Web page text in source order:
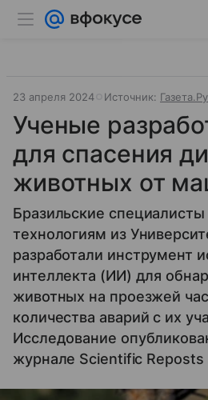
23 апреля 2024 Источник: Газета.Ру
Ученые
для спасения
животных от
Бразильские
технологиям из
разработали инструмент
интеллекта (ИИ) для
животных на проезжей
количества аварий с их
Исследование
журнале Scientific Reposts